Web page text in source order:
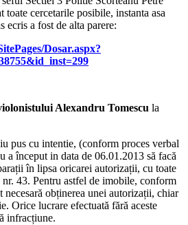
toate cercetarile posibile, instanta asa
ecris a fost de alta parere:
Dosar.aspx?
Alexandru Tomescu la
pus cu intentie, (conform proces verbal
a început in data de 06.01.2013 să facă
în lipsa oricarei autorizații, cu toate
43. Pentru astfel de imobile, conform
obținerea unei autorizații, chiar
Orice lucrare efectuată fără aceste
infracțiune.